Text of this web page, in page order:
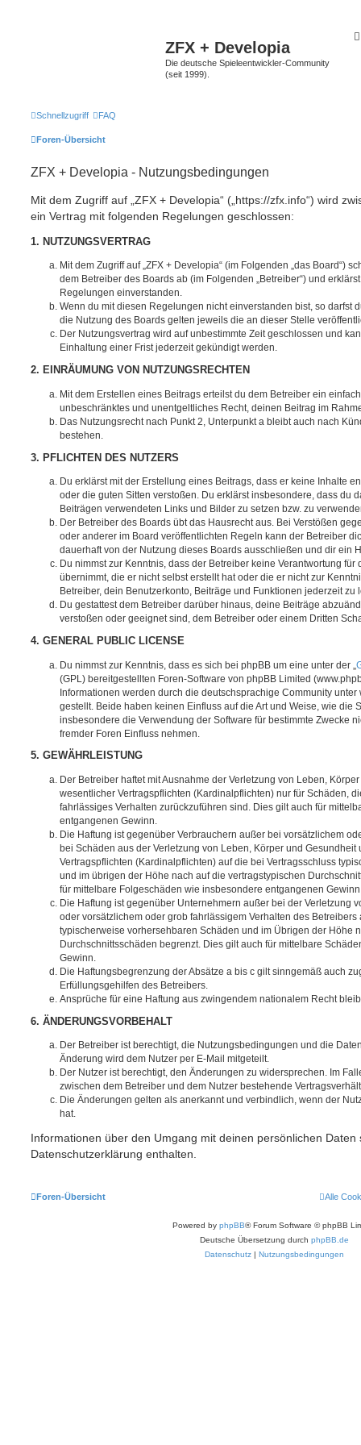
ZFX + Developia
Die deutsche Spieleentwickler-Community
(seit 1999).
Schnellzugriff FAQ
Foren-Übersicht
ZFX + Developia - Nutzungsbedingungen
Mit dem Zugriff auf „ZFX + Developia“ („https://zfx.info“) wird
ein Vertrag mit folgenden Regelungen geschlossen:
1. NUTZUNGSVERTRAG
Mit dem Zugriff auf „ZFX + Developia“ (im Folgenden „das Board“)
dem Betreiber des Boards ab (im Folgenden „Betreiber“) und
Regelungen einverstanden.
Wenn du mit diesen Regelungen nicht einverstanden bist, so darfst
die Nutzung des Boards gelten jeweils die an dieser Stelle
Der Nutzungsvertrag wird auf unbestimmte Zeit geschlossen und
Einhaltung einer Frist jederzeit gekündigt werden.
2. EINRÄUMUNG VON NUTZUNGSRECHTEN
Mit dem Erstellen eines Beitrags erteilst du dem Betreiber ein
unbeschränktes und unentgeltliches Recht, deinen Beitrag im
Das Nutzungsrecht nach Punkt 2, Unterpunkt a bleibt auch nach
bestehen.
3. PFLICHTEN DES NUTZERS
Du erklärst mit der Erstellung eines Beitrags, dass er keine Inhalte
oder die guten Sitten verstoßen. Du erklärst insbesondere, dass du
Beiträgen verwendeten Links und Bilder zu setzen bzw. zu
Der Betreiber des Boards übt das Hausrecht aus. Bei Verstößen
oder anderer im Board veröffentlichten Regeln kann der Betreiber
dauerhaft von der Nutzung dieses Boards ausschließen und dir ein
Du nimmst zur Kenntnis, dass der Betreiber keine Verantwortung für
übernimmt, die er nicht selbst erstellt hat oder die er nicht zur
Betreiber, dein Benutzerkonto, Beiträge und Funktionen jederzeit zu
Du gestattest dem Betreiber darüber hinaus, deine Beiträge
verstoßen oder geeignet sind, dem Betreiber oder einem Dritten
4. GENERAL PUBLIC LICENSE
Du nimmst zur Kenntnis, dass es sich bei phpBB um eine unter der „
(GPL) bereitgestellten Foren-Software von phpBB Limited
Informationen werden durch die deutschsprachige Community unter
gestellt. Beide haben keinen Einfluss auf die Art und Weise, wie die
insbesondere die Verwendung der Software für bestimmte Zwecke
fremder Foren Einfluss nehmen.
5. GEWÄHRLEISTUNG
Der Betreiber haftet mit Ausnahme der Verletzung von Leben,
wesentlicher Vertragspflichten (Kardinalpflichten) nur für Schäden,
fahrlässiges Verhalten zurückzuführen sind. Dies gilt auch für
entgangenen Gewinn.
Die Haftung ist gegenüber Verbrauchern außer bei vorsätzlichem
bei Schäden aus der Verletzung von Leben, Körper und
Vertragspflichten (Kardinalpflichten) auf die bei Vertragsschluss
und im übrigen der Höhe nach auf die vertragstypischen
für mittelbare Folgeschäden wie insbesondere entgangenen
Die Haftung ist gegenüber Unternehmern außer bei der Verletzung
oder vorsätzlichem oder grob fahrlässigem Verhalten des Betreibers
typischerweise vorhersehbaren Schäden und im Übrigen der Höhe
Durchschnittsschäden begrenzt. Dies gilt auch für mittelbare
Gewinn.
Die Haftungsbegrenzung der Absätze a bis c gilt sinngemäß auch
Erfüllungsgehilfen des Betreibers.
Ansprüche für eine Haftung aus zwingendem nationalem Recht
6. ÄNDERUNGSVORBEHALT
Der Betreiber ist berechtigt, die Nutzungsbedingungen und die
Änderung wird dem Nutzer per E-Mail mitgeteilt.
Der Nutzer ist berechtigt, den Änderungen zu widersprechen. Im
zwischen dem Betreiber und dem Nutzer bestehende
Die Änderungen gelten als anerkannt und verbindlich, wenn der
hat.
Informationen über den Umgang mit deinen persönlichen Daten
Datenschutzerklärung enthalten.
Foren-Übersicht Alle
Powered by phpBB® Forum Software © phpBB
Deutsche Übersetzung durch phpBB.de
Datenschutz | Nutzungsbedingungen